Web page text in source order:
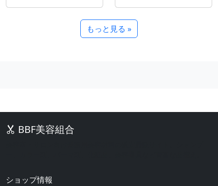
もっと見る »
BBF美容組合
ショップ情報